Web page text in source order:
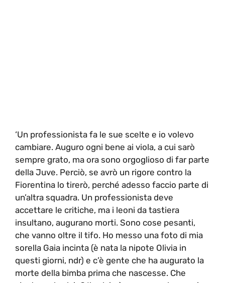
‘Un professionista fa le sue scelte e io volevo
cambiare. Auguro ogni bene ai viola, a cui sarò
sempre grato, ma ora sono orgoglioso di far parte
della Juve. Perciò, se avrò un rigore contro la
Fiorentina lo tirerò, perché adesso faccio parte di
un’altra squadra. Un professionista deve
accettare le critiche, ma i leoni da tastiera
insultano, augurano morti. Sono cose pesanti,
che vanno oltre il tifo. Ho messo una foto di mia
sorella Gaia incinta (è nata la nipote Olivia in
questi giorni, ndr) e c’è gente che ha augurato la
morte della bimba prima che nascesse. Che